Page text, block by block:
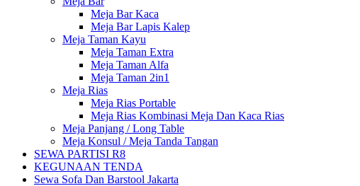
Meja Bar Kaca
Meja Bar Lapis Kalep
Meja Taman Kayu
Meja Taman Extra
Meja Taman Alfa
Meja Taman 2in1
Meja Rias
Meja Rias Portable
Meja Rias Kombinasi Meja Dan Kaca Rias
Meja Panjang / Long Table
Meja Konsul / Meja Tanda Tangan
SEWA PARTISI R8
KEGUNAAN TENDA
Sewa Sofa Dan Barstool Jakarta